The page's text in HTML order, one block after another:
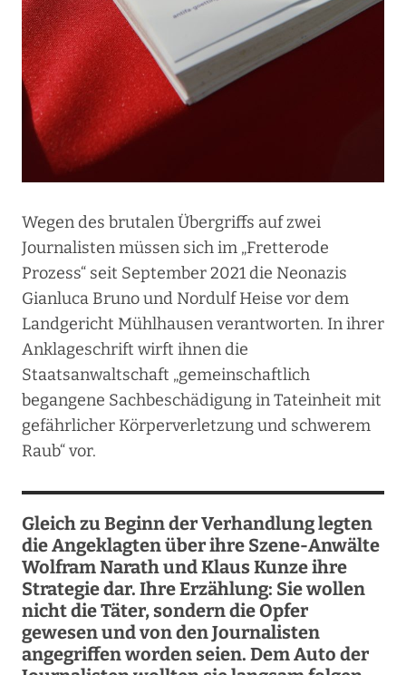
Wegen des brutalen Übergriffs auf zwei
Journalisten müssen sich im „Fretterode
Prozess“ seit September 2021 die Neonazis
Gianluca Bruno und Nordulf Heise vor dem
Landgericht Mühlhausen verantworten. In ihrer
Anklageschrift wirft ihnen die
Staatsanwaltschaft „gemeinschaftlich
begangene Sachbeschädigung in Tateinheit mit
gefährlicher Körperverletzung und schwerem
Raub“ vor.
Gleich zu Beginn der Verhandlung legten
die Angeklagten über ihre Szene-Anwälte
Wolfram Narath und Klaus Kunze ihre
Strategie dar. Ihre Erzählung: Sie wollen
nicht die Täter, sondern die Opfer
gewesen und von den Journalisten
angegriffen worden seien. Dem Auto der